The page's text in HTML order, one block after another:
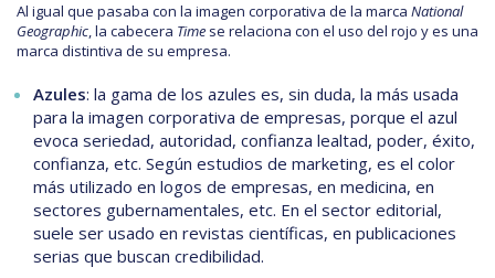
Al igual que pasaba con la imagen corporativa de la marca National
Geographic, la cabecera Time se relaciona con el uso del rojo y es una
marca distintiva de su empresa.
Azules: la gama de los azules es, sin duda, la más usada
para la imagen corporativa de empresas, porque el azul
evoca seriedad, autoridad, confianza lealtad, poder, éxito,
confianza, etc. Según estudios de marketing, es el color
más utilizado en logos de empresas, en medicina, en
sectores gubernamentales, etc. En el sector editorial,
suele ser usado en revistas científicas, en publicaciones
serias que buscan credibilidad.